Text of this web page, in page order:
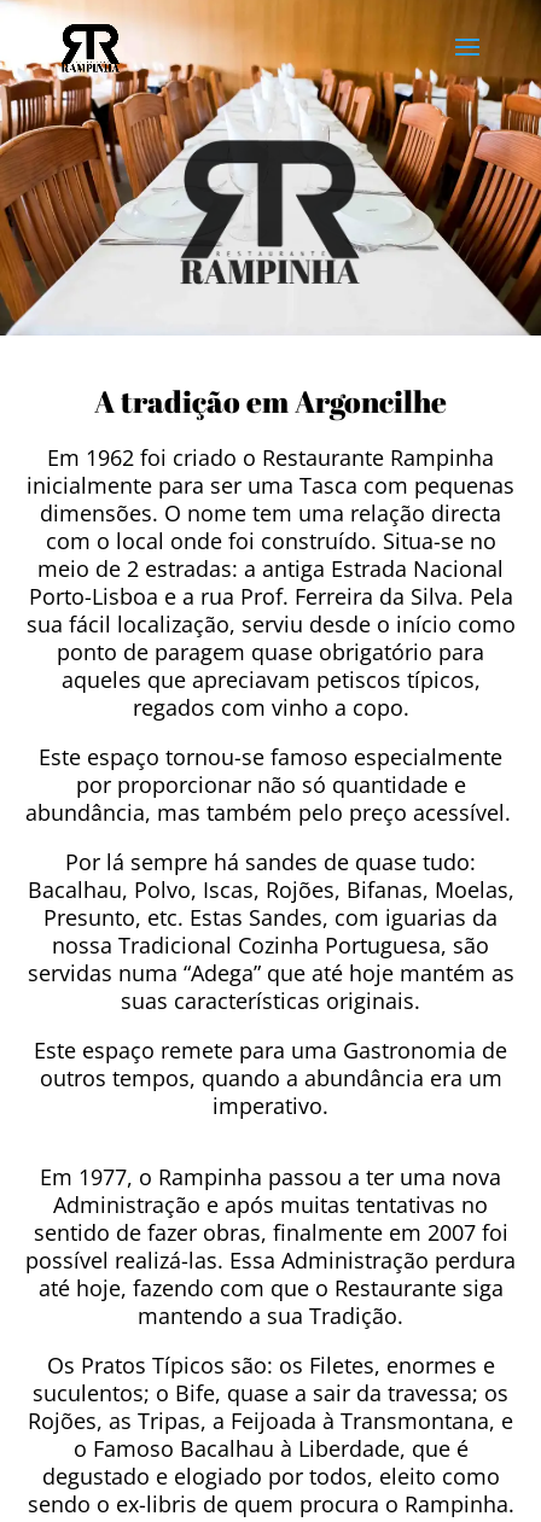
A tradição em Argoncilhe
Em 1962 foi criado o Restaurante Rampinha
inicialmente para ser uma Tasca com pequenas
dimensões. O nome tem uma relação directa
com o local onde foi construído. Situa-se no
meio de 2 estradas: a antiga Estrada Nacional
Porto-Lisboa e a rua Prof. Ferreira da Silva. Pela
sua fácil localização, serviu desde o início como
ponto de paragem quase obrigatório para
aqueles que apreciavam petiscos típicos,
regados com vinho a copo.
Este espaço tornou-se famoso especialmente
por proporcionar não só quantidade e
abundância, mas também pelo preço acessível.
Por lá sempre há sandes de quase tudo:
Bacalhau, Polvo, Iscas, Rojões, Bifanas, Moelas,
Presunto, etc. Estas Sandes, com iguarias da
nossa Tradicional Cozinha Portuguesa, são
servidas numa “Adega” que até hoje mantém as
suas características originais.
Este espaço remete para uma Gastronomia de
outros tempos, quando a abundância era um
imperativo.
Em 1977, o Rampinha passou a ter uma nova
Administração e após muitas tentativas no
sentido de fazer obras, finalmente em 2007 foi
possível realizá-las. Essa Administração perdura
até hoje, fazendo com que o Restaurante siga
mantendo a sua Tradição.
Os Pratos Típicos são: os Filetes, enormes e
suculentos; o Bife, quase a sair da travessa; os
Rojões, as Tripas, a Feijoada à Transmontana, e
o Famoso Bacalhau à Liberdade, que é
degustado e elogiado por todos, eleito como
sendo o ex-libris de quem procura o Rampinha.